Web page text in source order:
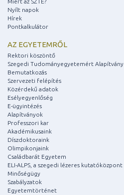
Miért az SZTE?
Nyílt napok
Hírek
Pontkalkulátor
AZ EGYETEMRŐL
Rektori köszöntő
Szegedi Tudományegyetemért Alapítvány
Bemutatkozás
Szervezeti felépítés
Közérdekű adatok
Esélyegyenlőség
E-ügyintézés
Alapítványok
Professzori kar
Akadémikusaink
Díszdoktoraink
Olimpikonjaink
Családbarát Egyetem
ELI-ALPS, a szegedi lézeres kutatóközpont
Minőségügy
Szabályzatok
Egyetemtörténet